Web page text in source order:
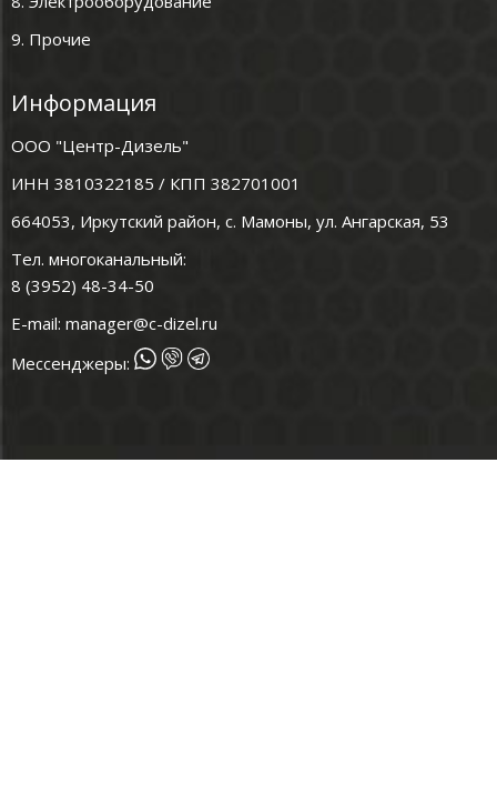
9. Прочие
Информация
ООО "Центр-Дизель"
ИНН 3810322185 / КПП 382701001
664053, Иркутский район, с. Мамоны, ул. Ангарская, 53
Тел. многоканальный:
8 (3952) 48-34-50
E-mail: manager@c-dizel.ru
Мессенджеры: